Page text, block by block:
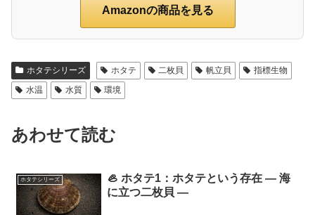
Amazonの商品を見る
ホタテシリーズ ホタテ 二枚貝 帆立貝
指標生物
水温
水質 環境
あわせて読む
ホタテシリーズ
🦪 ホタテ1：ホタテという存在 ― 海
に立つ二枚貝 ―